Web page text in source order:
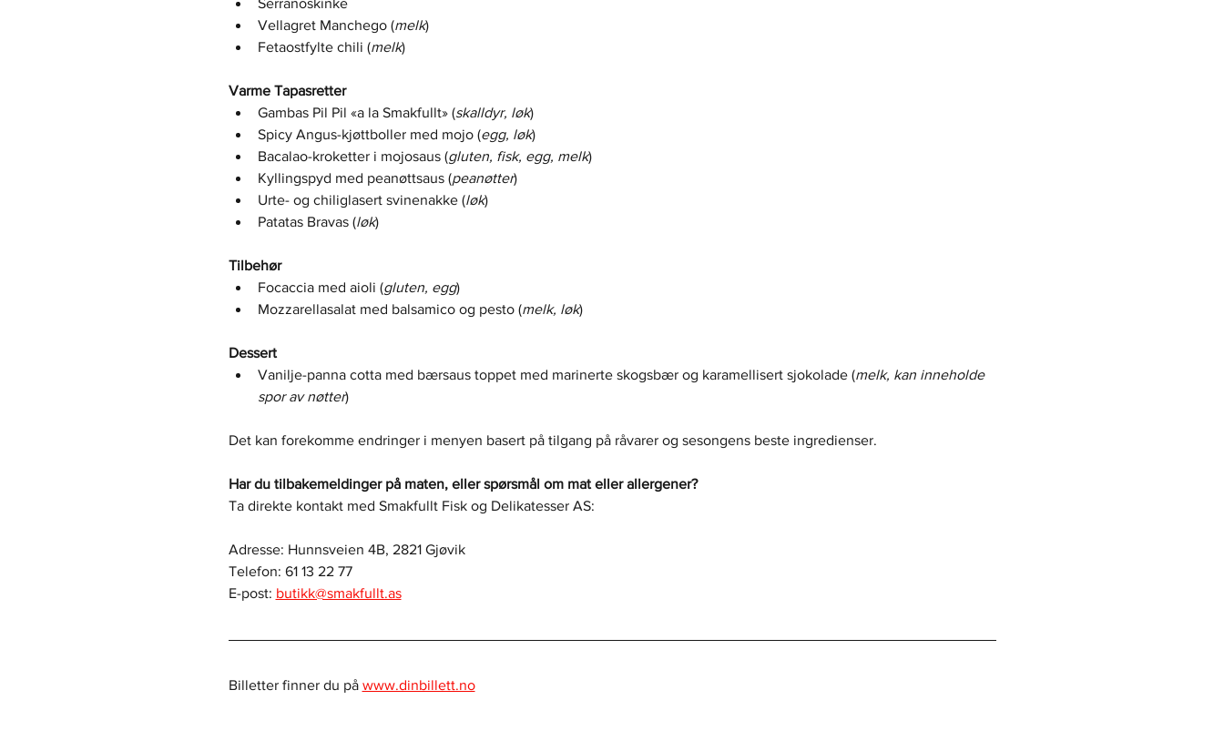
Serranoskinke
Vellagret Manchego (melk)
Fetaostfylte chili (melk)
Varme Tapasretter
Gambas Pil Pil «a la Smakfullt» (skalldyr, løk)
Spicy Angus-kjøttboller med mojo (egg, løk)
Bacalao-kroketter i mojosaus (gluten, fisk, egg, melk)
Kyllingspyd med peanøttsaus (peanøtter)
Urte- og chiliglasert svinenakke (løk)
Patatas Bravas (løk)
Tilbehør
Focaccia med aioli (gluten, egg)
Mozzarellasalat med balsamico og pesto (melk, løk)
Dessert
Vanilje-panna cotta med bærsaus toppet med marinerte skogsbær og karamellisert sjokolade (melk, kan inneholde
spor av nøtter)
Det kan forekomme endringer i menyen basert på tilgang på råvarer og sesongens beste ingredienser.
Har du tilbakemeldinger på maten, eller spørsmål om mat eller allergener?
Ta direkte kontakt med Smakfullt Fisk og Delikatesser AS:
Adresse: Hunnsveien 4B, 2821 Gjøvik
Telefon: 61 13 22 77
E-post: butikk@smakfullt.as
Billetter finner du på www.dinbillett.no